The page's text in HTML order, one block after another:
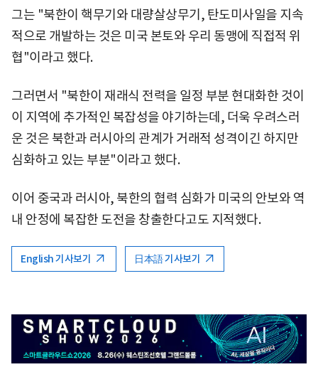
그는 "북한이 핵무기와 대량살상무기, 탄도미사일을 지속
적으로 개발하는 것은 미국 본토와 우리 동맹에 직접적 위
협"이라고 했다.
그러면서 "북한이 재래식 전력을 일정 부분 현대화한 것이
이 지역에 추가적인 복잡성을 야기하는데, 더욱 우려스러
운 것은 북한과 러시아의 관계가 거래적 성격이긴 하지만
심화하고 있는 부분"이라고 했다.
이어 중국과 러시아, 북한의 협력 심화가 미국의 안보와 역
내 안정에 복잡한 도전을 창출한다고도 지적했다.
English 기사보기 日本語 기사보기